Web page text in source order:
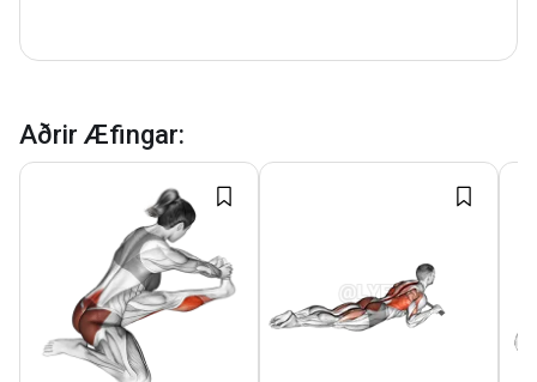
Aðrir Æfingar: